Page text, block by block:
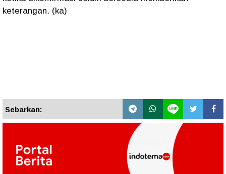
keterangan. (ka)
Sebarkan: